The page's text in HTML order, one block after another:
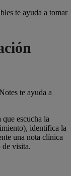
te ayuda a tomar
te ayuda a
escucha la
identifica la
una nota clínica
de visita.